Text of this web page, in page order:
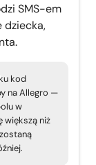
SMS-em
dziecka,
kod
na Allegro —
w
większą niż